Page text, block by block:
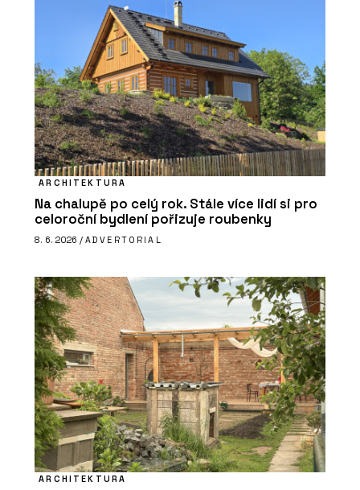
ARCHITEKTURA
Na chalupě po celý rok. Stále více lidí si pro
celoroční bydlení pořizuje roubenky
8. 6. 2026 / ADVERTORIAL
ARCHITEKTURA